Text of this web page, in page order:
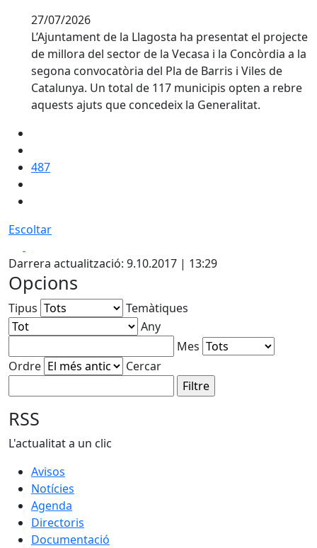
27/07/2026
L’Ajuntament de la Llagosta ha presentat el projecte
de millora del sector de la Vecasa i la Concòrdia a la
segona convocatòria del Pla de Barris i Viles de
Catalunya. Un total de 117 municipis opten a rebre
aquests ajuts que concedeix la Generalitat.
487
Escoltar
Darrera actualització: 9.10.2017 | 13:29
Opcions
Tipus
Temàtiques
Any
Mes
Ordre
Cercar
RSS
L'actualitat a un clic
Avisos
Notícies
Agenda
Directoris
Documentació